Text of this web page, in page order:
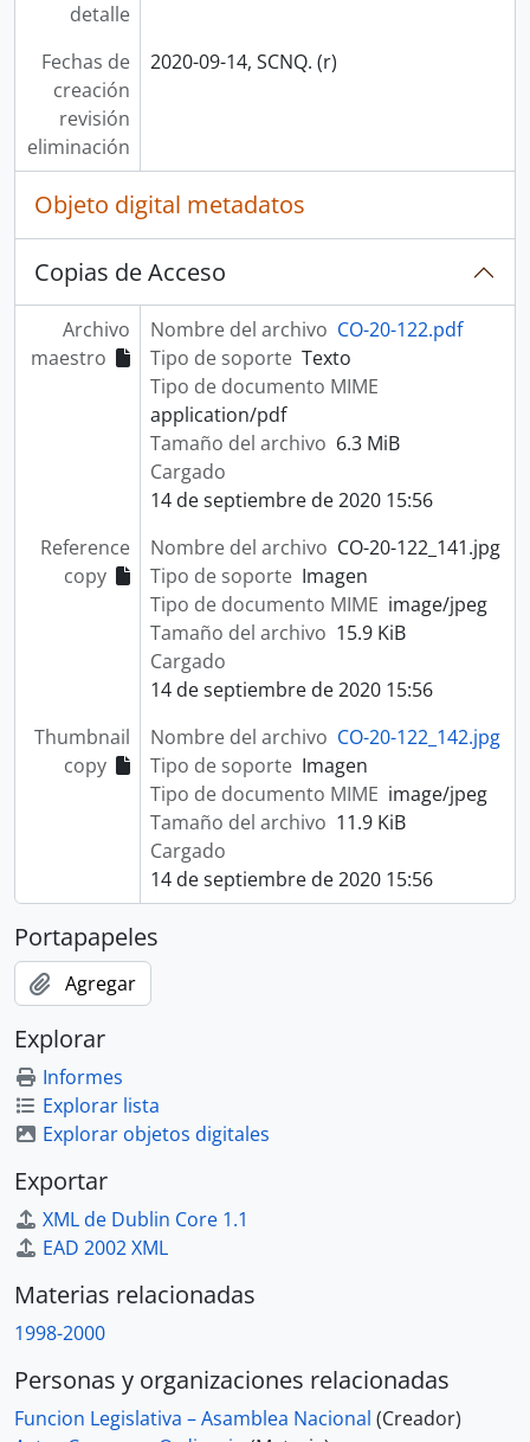
detalle
Fechas de
creación
revisión
eliminación
2020-09-14, SCNQ. (r)
Objeto digital metadatos
Copias de Acceso
Archivo
maestro
Nombre del archivo CO-20-122.pdf
Tipo de soporte Texto
Tipo de documento MIME
application/pdf
Tamaño del archivo 6.3 MiB
Cargado
14 de septiembre de 2020 15:56
Reference
copy
Nombre del archivo CO-20-122_141.jpg
Tipo de soporte Imagen
Tipo de documento MIME image/jpeg
Tamaño del archivo 15.9 KiB
Cargado
14 de septiembre de 2020 15:56
Thumbnail
copy
Nombre del archivo CO-20-122_142.jpg
Tipo de soporte Imagen
Tipo de documento MIME image/jpeg
Tamaño del archivo 11.9 KiB
Cargado
14 de septiembre de 2020 15:56
Portapapeles
Agregar
Explorar
Informes
Explorar lista
Explorar objetos digitales
Exportar
XML de Dublin Core 1.1
EAD 2002 XML
Materias relacionadas
1998-2000
Personas y organizaciones relacionadas
Funcion Legislativa – Asamblea Nacional (Creador)